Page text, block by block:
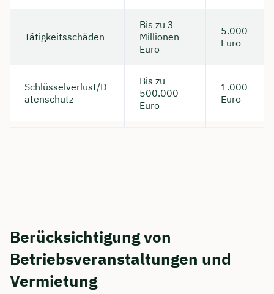
Tätigkeitsschäden
Bis zu 3
Millionen
Euro
5.000
Euro
Schlüsselverlust/D
atenschutz
Bis zu
500.000
Euro
1.000
Euro
Berücksichtigung von
Betriebsveranstaltungen und
Vermietung